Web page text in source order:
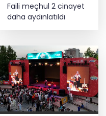
Faili meçhul 2 cinayet
daha aydınlatıldı